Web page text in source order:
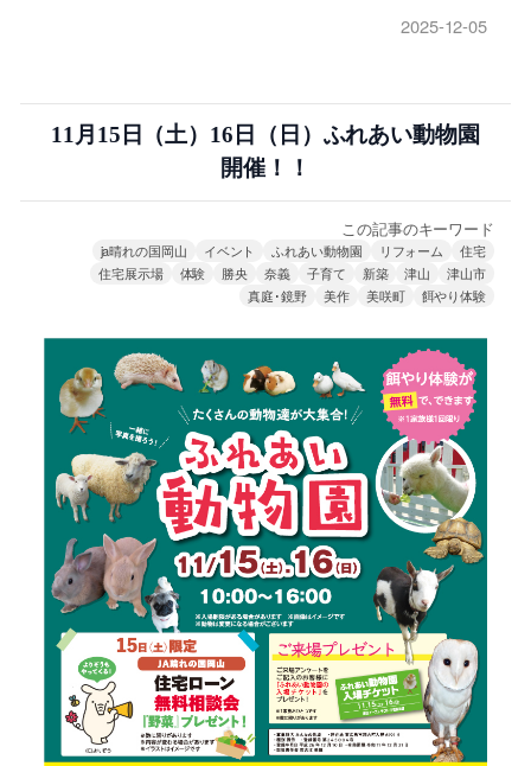
2025-12-05
11月15日（土）16日（日）ふれあい動物園
開催！！
この記事のキーワード
ja晴れの国岡山 イベント ふれあい動物園 リフォーム
住宅
住宅展示場
体験 勝央 奈義 子育て 新築 津山
津山市
真庭･鏡野
美作 美咲町 餌やり体験